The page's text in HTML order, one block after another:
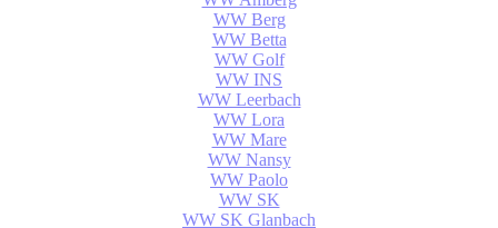
WW Berg
WW Betta
WW Golf
WW INS
WW Leerbach
WW Lora
WW Mare
WW Nansy
WW Paolo
WW SK
WW SK Glanbach